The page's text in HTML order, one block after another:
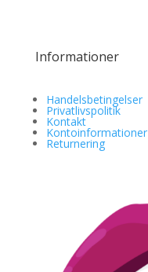
Informationer
Handelsbetingelser
Privatlivspolitik
Kontakt
Kontoinformationer
Returnering